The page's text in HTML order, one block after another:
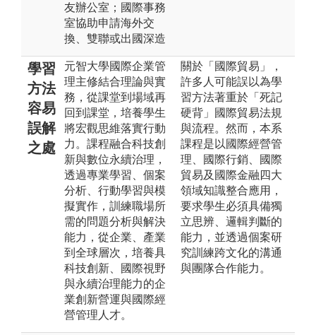
友辦公室；國際事務
室協助申請海外交
換、雙聯或出國深造
學習
方法
容易
誤解
之處
元智大學國際企業管
理主修結合理論與實
務，從課堂到場域再
回到課堂，培養學生
將宏觀思維落實行動
力。課程融合科技創
新與數位永續治理，
透過專業學習、個案
分析、行動學習與模
擬實作，訓練職場所
需的問題分析與解決
能力，從企業、產業
到全球層次，培養具
科技創新、國際視野
與永續治理能力的企
業創新營運與國際經
營管理人才。
關於「國際貿易」，
許多人可能誤以為學
習方法著重於「死記
硬背」國際貿易法規
與流程。然而，本系
課程是以國際經營管
理、國際行銷、國際
貿易及國際金融四大
領域知識整合應用，
要求學生必須具備獨
立思辨、邏輯判斷的
能力，並透過個案研
究訓練跨文化的溝通
與團隊合作能力。